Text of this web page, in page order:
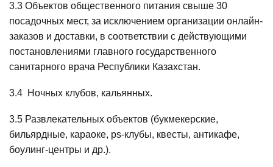
3.3 Объектов общественного питания свыше 30
посадочных мест, за исключением организации онлайн-
заказов и доставки, в соответствии с действующими
постановлениями главного государственного
санитарного врача Республики Казахстан.
3.4 Ночных клубов, кальянных.
3.5 Развлекательных объектов (букмекерские,
бильярдные, караоке, ps-клубы, квесты, антикафе,
боулинг-центры и др.).